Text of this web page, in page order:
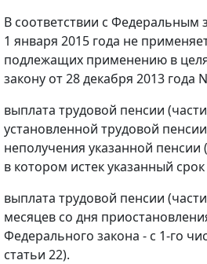
В соответствии с Федеральным
1 января 2015 года не
подлежащих применению в
закону от 28 декабря 2013
выплата трудовой пенсии
установленной трудовой
неполучения указанной
в котором истек указанный
выплата трудовой пенсии
месяцев со дня
Федерального закона - с 1-го
статьи 22).